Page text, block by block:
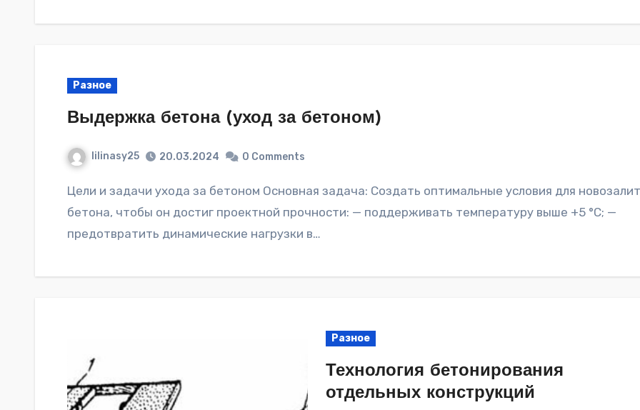
Разное
Выдержка бетона (уход за бетоном)
lilinasy25 20.03.2024 0 Comments
Цели и задачи ухода за бетоном Основная задача: Создать оптимальные условия для новозалитого
бетона, чтобы он достиг проектной прочности: — поддерживать температуру выше +5 °C; —
предотвратить динамические нагрузки в…
Разное
Технология бетонирования
отдельных конструкций